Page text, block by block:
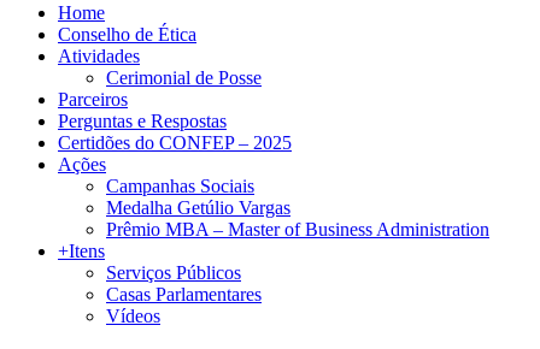
Home
Conselho de Ética
Atividades
Cerimonial de Posse
Parceiros
Perguntas e Respostas
Certidões do CONFEP – 2025
Ações
Campanhas Sociais
Medalha Getúlio Vargas
Prêmio MBA – Master of Business Administration
+Itens
Serviços Públicos
Casas Parlamentares
Vídeos